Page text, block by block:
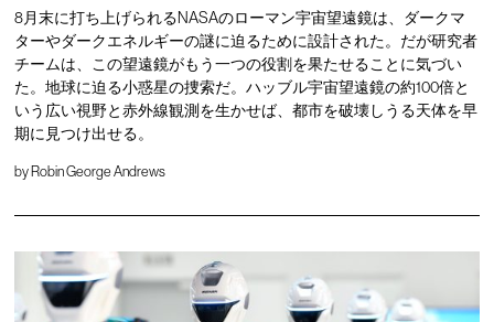
8月末に打ち上げられるNASAのローマン宇宙望遠鏡は、ダークマ
ターやダークエネルギーの謎に迫るために設計された。だが研究者
チームは、この望遠鏡がもう一つの役割を果たせることに気づい
た。地球に迫る小惑星の捜索だ。ハッブル宇宙望遠鏡の約100倍と
いう広い視野と赤外線観測を生かせば、都市を破壊しうる天体を早
期に見つけ出せる。
by Robin George Andrews